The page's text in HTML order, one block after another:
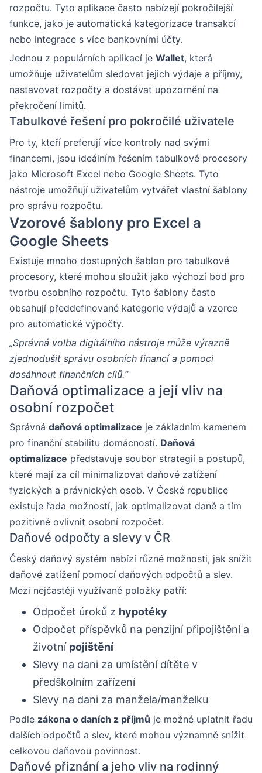
rozpočtu. Tyto aplikace často nabízejí pokročilejší
funkce, jako je automatická kategorizace transakcí
nebo integrace s více bankovními účty.
Jednou z populárních aplikací je Wallet, která
umožňuje uživatelům sledovat jejich výdaje a příjmy,
nastavovat rozpočty a dostávat upozornění na
překročení limitů.
Tabulkové řešení pro pokročilé uživatele
Pro ty, kteří preferují více kontroly nad svými
financemi, jsou ideálním řešením tabulkové procesory
jako Microsoft Excel nebo Google Sheets. Tyto
nástroje umožňují uživatelům vytvářet vlastní šablony
pro správu rozpočtu.
Vzorové šablony pro Excel a
Google Sheets
Existuje mnoho dostupných šablon pro tabulkové
procesory, které mohou sloužit jako výchozí bod pro
tvorbu osobního rozpočtu. Tyto šablony často
obsahují předdefinované kategorie výdajů a vzorce
pro automatické výpočty.
„Správná volba digitálního nástroje může výrazně
zjednodušit správu osobních financí a pomoci
dosáhnout finančních cílů.“
Daňová optimalizace a její vliv na
osobní rozpočet
Správná daňová optimalizace je základním kamenem
pro finanční stabilitu domácností. Daňová
optimalizace představuje soubor strategií a postupů,
které mají za cíl minimalizovat daňové zatížení
fyzických a právnických osob. V České republice
existuje řada možností, jak optimalizovat daně a tím
pozitivně ovlivnit osobní rozpočet.
Daňové odpočty a slevy v ČR
Český daňový systém nabízí různé možnosti, jak snížit
daňové zatížení pomocí daňových odpočtů a slev.
Mezi nejčastěji využívané položky patří:
Odpočet úroků z hypotéky
Odpočet příspěvků na penzijní připojištění a
životní pojištění
Slevy na dani za umístění dítěte v
předškolním zařízení
Slevy na dani za manžela/manželku
Podle zákona o daních z příjmů je možné uplatnit řadu
dalších odpočtů a slev, které mohou významně snížit
celkovou daňovou povinnost.
Daňové přiznání a jeho vliv na rodinný